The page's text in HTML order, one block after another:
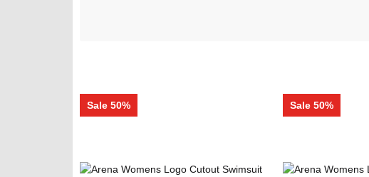
Sale 50% Sale 50%